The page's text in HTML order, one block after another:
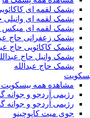
پشمک لقمه ای
پشمک لقمه ای وانیلی
پشمک لقمه ای میکس
پشمک زعفرانی حاج عبدالله
پشمک کاکائویی حاج عبدالله
پشمک وانیل حاج عبدالله
پشمک حاج عبدالله
مشاهده همه بیسکویت
رژیمی آردجو و جوانه
رژیمی آردجو و جوانه
جوی میت کاپوچینو